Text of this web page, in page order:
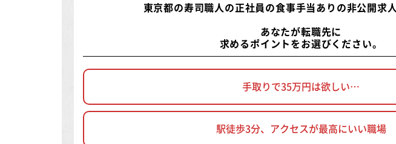
東京都の寿司職人の正社員の食事手当ありの非公開求人
あなたが転職先に
求めるポイントをお選びください。
手取りで35万円は欲しい…
駅徒歩3分、アクセスが最高にいい職場